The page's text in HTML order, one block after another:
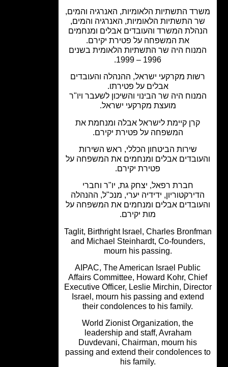
התשתיות הלאומיות, האנרגיה והמים,
התשתיות הלאומיות, האנרגיה והמים,
המשרד והעובדים אבלים ומנחמים
את המשפחה על פטירת יקירם.
היה שר התשתיות הלאומית בשנים
מקרקעי ישראל, ההנהלה והעובדים
אבלים על פטירתו.
היה שר הבינוי והשיכון לשעבר ויו"ר
מועצת מקרקעי ישראל.
קרן קיימת לישראל אבלה ומנחמת את
המשפחה על פטירת יקירם.
שירות הביטחון הכללי, ראש השירות
אבלים ומנחמים את המשפחה על
פטירת יקירם.
חברת רפאל, יצחק גת, יו"ר וחברי
ידידיה יערי, מנכ"ל, ההנהלה
אבלים ומנחמים את המשפחה על
מות יקירם.
Taglit, Birthright Israel, Charles
and Michael Steinhardt, Co-
mourn his passing.
AIPAC, The American Israel Public
Affairs Committee, Howard Kohr,
Executive Officer, Leslie Mirchin,
Israel, mourn his passing and
their condolences to his family.
World Zionist Organization, the
leadership and staff, Avraham
Duvdevani, Chairman, mourn his
passing and extend their
his family.